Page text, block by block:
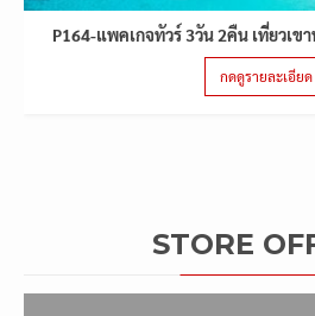
P164-แพคเกจทัวร์ 3วัน 2คืน เที่ยวเข
กดดูรายละเอียด
STORE